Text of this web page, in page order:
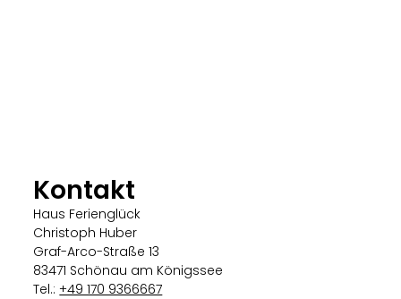
Kontakt
Haus Ferienglück
Christoph Huber
Graf-Arco-Straße 13
83471 Schönau am Königssee
Tel.:+49 170 9366667